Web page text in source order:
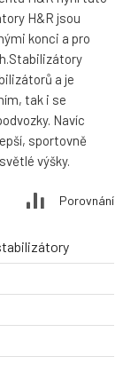
H&R jsou
konci a pro
a je
tak i se
Navíc
sportovně
výšky.
Porovnání